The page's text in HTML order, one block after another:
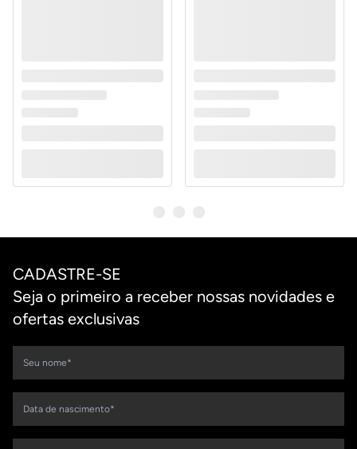
CADASTRE-SE
Seja o primeiro a receber nossas novidades e
ofertas exclusivas